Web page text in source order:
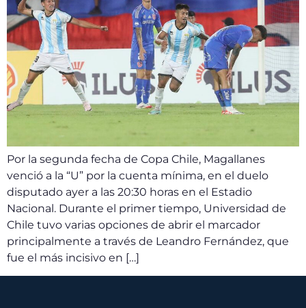
Por la segunda fecha de Copa Chile, Magallanes
venció a la “U” por la cuenta mínima, en el duelo
disputado ayer a las 20:30 horas en el Estadio
Nacional. Durante el primer tiempo, Universidad de
Chile tuvo varias opciones de abrir el marcador
principalmente a través de Leandro Fernández, que
fue el más incisivo en […]